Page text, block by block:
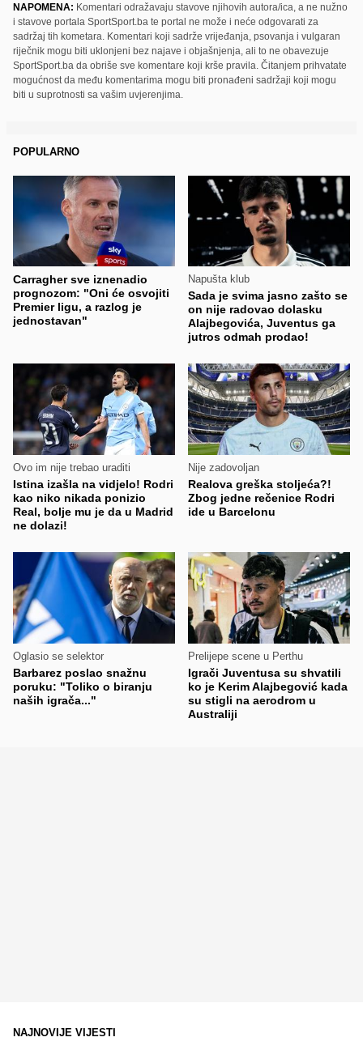
NAPOMENA: Komentari odražavaju stavove njihovih autora/ica, a ne nužno
i stavove portala SportSport.ba te portal ne može i neće odgovarati za
sadržaj tih kometara. Komentari koji sadrže vrijeđanja, psovanja i vulgaran
riječnik mogu biti uklonjeni bez najave i objašnjenja, ali to ne obavezuje
SportSport.ba da obriše sve komentare koji krše pravila. Čitanjem prihvatate
mogućnost da među komentarima mogu biti pronađeni sadržaji koji mogu
biti u suprotnosti sa vašim uvjerenjima.
POPULARNO
Carragher sve iznenadio
prognozom: "Oni će osvojiti
Premier ligu, a razlog je
jednostavan"
Napušta klub
Sada je svima jasno zašto se
on nije radovao dolasku
Alajbegovića, Juventus ga
jutros odmah prodao!
Ovo im nije trebao uraditi
Istina izašla na vidjelo! Rodri
kao niko nikada ponizio
Real, bolje mu je da u Madrid
ne dolazi!
Nije zadovoljan
Realova greška stoljeća?!
Zbog jedne rečenice Rodri
ide u Barcelonu
Oglasio se selektor
Barbarez poslao snažnu
poruku: "Toliko o biranju
naših igrača..."
Prelijepe scene u Perthu
Igrači Juventusa su shvatili
ko je Kerim Alajbegović kada
su stigli na aerodrom u
Australiji
NAJNOVIJE VIJESTI